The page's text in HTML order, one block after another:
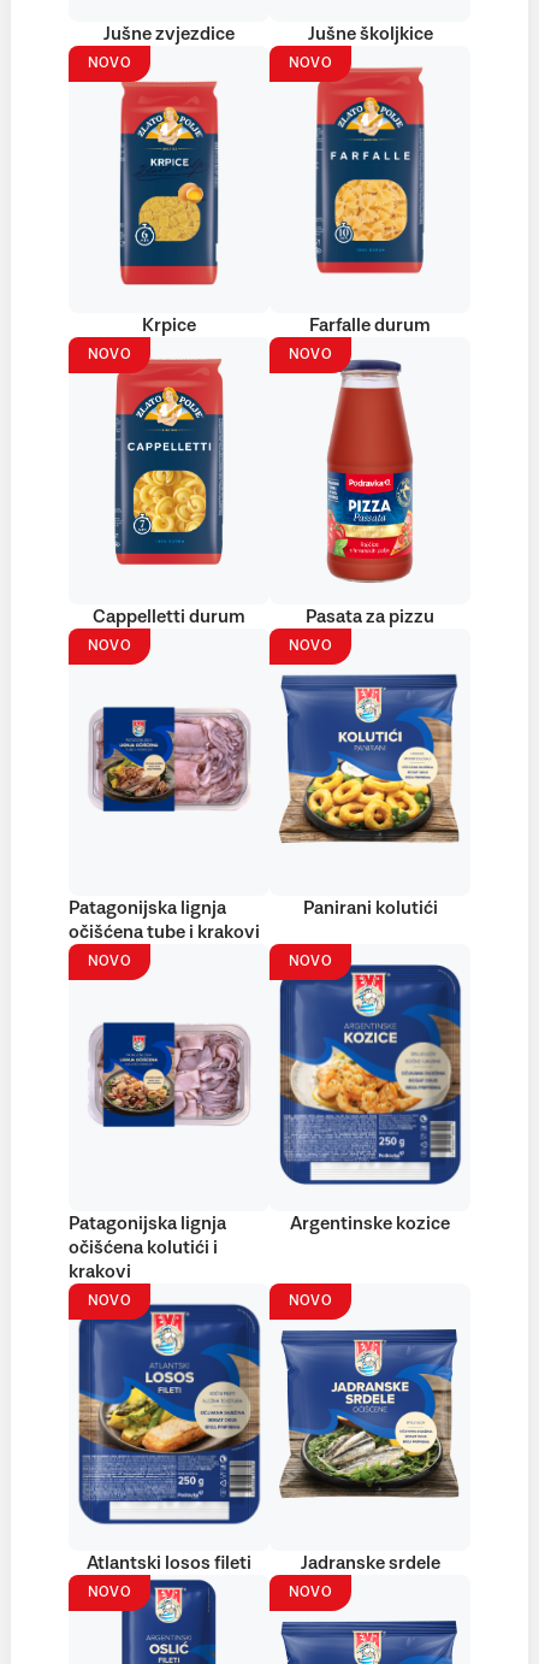
Jušne zvjezdice Jušne školjkice
NOVO
Krpice
NOVO
Farfalle durum
NOVO
Cappelletti durum
NOVO
Pasata za pizzu
NOVO
Patagonijska lignja
očišćena tube i krakovi
NOVO
Panirani kolutići
NOVO
Patagonijska lignja
očišćena kolutići i
krakovi
NOVO
Argentinske kozice
NOVO
Atlantski losos fileti
NOVO
Jadranske srdele
NOVO NOVO